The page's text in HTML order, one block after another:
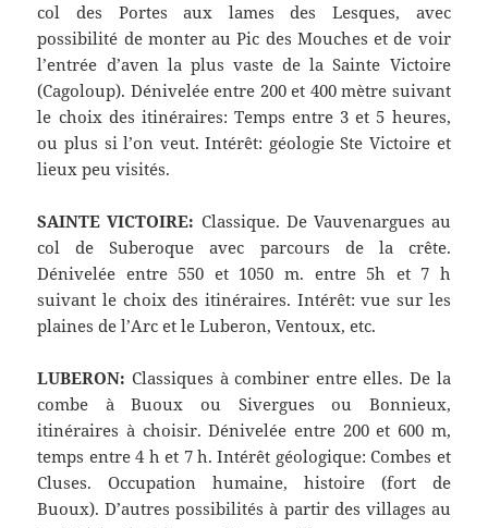
col des Portes aux lames des Lesques, avec
possibilité de monter au Pic des Mouches et de voir
l’entrée d’aven la plus vaste de la Sainte Victoire
(Cagoloup). Dénivelée entre 200 et 400 mètre suivant
le choix des itinéraires: Temps entre 3 et 5 heures,
ou plus si l’on veut. Intérêt: géologie Ste Victoire et
lieux peu visités.
SAINTE VICTOIRE: Classique. De Vauvenargues au
col de Suberoque avec parcours de la crête.
Dénivelée entre 550 et 1050 m. entre 5h et 7 h
suivant le choix des itinéraires. Intérêt: vue sur les
plaines de l’Arc et le Luberon, Ventoux, etc.
LUBERON: Classiques à combiner entre elles. De la
combe à Buoux ou Sivergues ou Bonnieux,
itinéraires à choisir. Dénivelée entre 200 et 600 m,
temps entre 4 h et 7 h. Intérêt géologique: Combes et
Cluses. Occupation humaine, histoire (fort de
Buoux). D’autres possibilités à partir des villages au